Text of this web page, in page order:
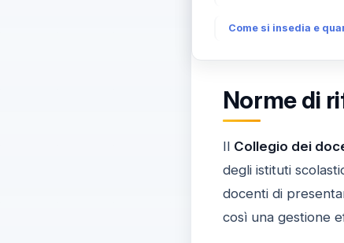
Come si insedia e
Norme di
Il Collegio dei
degli istituti
docenti di
così una gestione